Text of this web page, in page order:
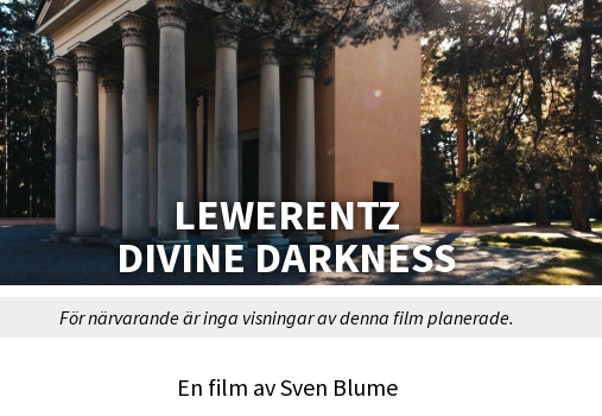
LEWERENTZ
DIVINE DARKNESS
För närvarande är inga visningar av denna film planerade.
En film av Sven Blume